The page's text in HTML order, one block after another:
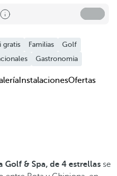
gratis Familias
Golf
Gastronomia
InstalacionesOfertas
Golf & Spa, de 4 estrellas se